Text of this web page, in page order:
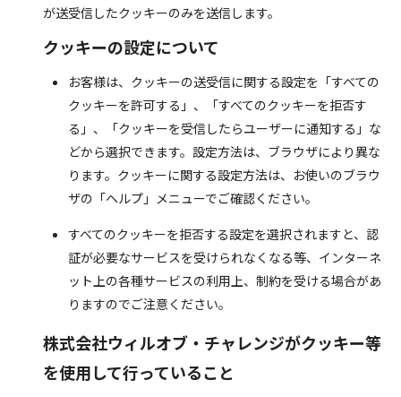
が送受信したクッキーのみを送信します。
クッキーの設定について
お客様は、クッキーの送受信に関する設定を「すべての
クッキーを許可する」、「すべてのクッキーを拒否す
る」、「クッキーを受信したらユーザーに通知する」な
どから選択できます。設定方法は、ブラウザにより異な
ります。クッキーに関する設定方法は、お使いのブラウ
ザの「ヘルプ」メニューでご確認ください。
すべてのクッキーを拒否する設定を選択されますと、認
証が必要なサービスを受けられなくなる等、インターネ
ット上の各種サービスの利用上、制約を受ける場合があ
りますのでご注意ください。
株式会社ウィルオブ・チャレンジがクッキー等
を使用して行っていること